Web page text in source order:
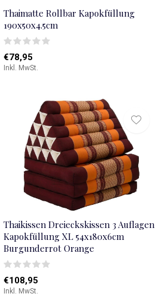
Thaimatte Rollbar Kapokfüllung
190x50x4.5cm
€78,95
Inkl. MwSt.
Thaikissen Dreieckskissen 3 Auflagen
Kapokfüllung XL 54x180x6cm
Burgunderrot Orange
€108,95
Inkl. MwSt.